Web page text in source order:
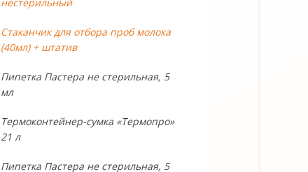
Стаканчик для отбора проб молока
(40мл) + штатив
Пипетка Пастера не стерильная, 5
мл
Термоконтейнер-сумка «Термопро»
21 л
Пипетка Пастера не стерильная, 5